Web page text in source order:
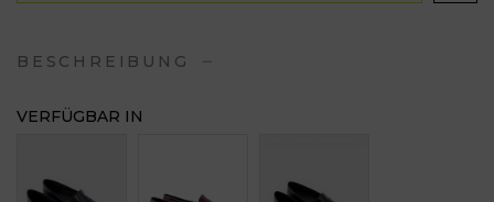
BESCHREIBUNG
VERFÜGBAR IN